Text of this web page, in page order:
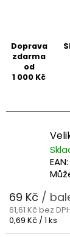
Doprava
zdarma
od
1 000 Kč
EAN:
69 Kč /
61,61 Kč bez
Měrná
0,69 Kč / 1 ks